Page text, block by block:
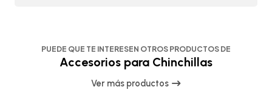
PUEDE QUE TE INTERESEN OTROS PRODUCTOS DE
Accesorios para Chinchillas
Ver más productos